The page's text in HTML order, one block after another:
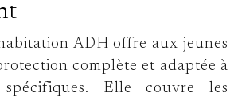
ADH offre aux jeunes
complète et adaptée à
Elle couvre les